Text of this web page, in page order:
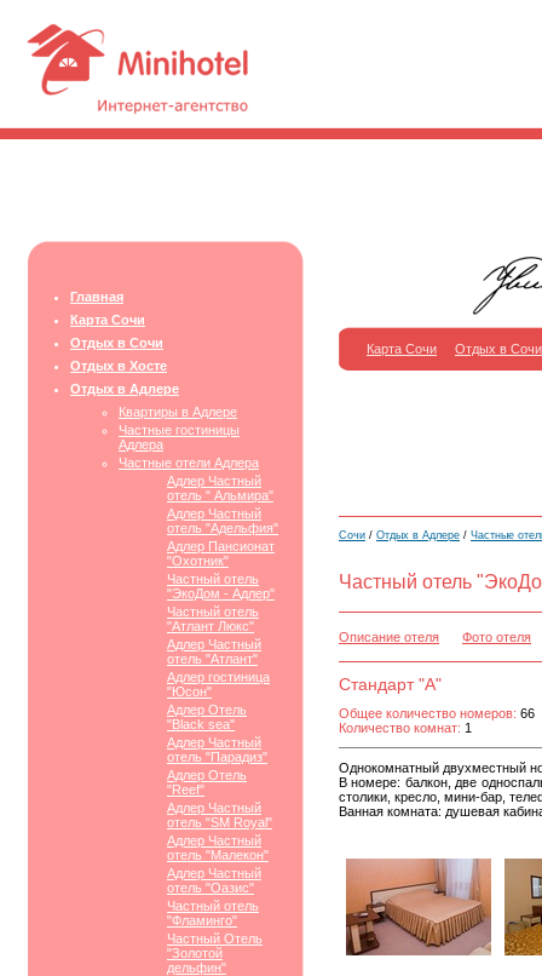
Главная
Карта Сочи
Отдых в Сочи
Отдых в Хосте
Отдых в Адлере
Квартиры в Адлере
Частные гостиницы
Адлера
Частные отели Адлера
Адлер Частный
отель " Альмира"
Адлер Частный
отель "Адельфия"
Адлер Пансионат
"Охотник"
Частный отель
"ЭкоДом - Адлер"
Частный отель
"Атлант Люкс"
Адлер Частный
отель "Атлант"
Адлер гостиница
"Юсон"
Адлер Отель
"Black sea"
Адлер Частный
отель "Парадиз"
Адлер Отель
"Reef"
Адлер Частный
отель "SM Royal"
Адлер Частный
отель "Малекон"
Адлер Частный
отель "Оазис"
Частный отель
"Фламинго"
Частный Отель
"Золотой
дельфин"
Карта Сочи Отдых в Сочи
Сочи / Отдых в Адлере / Частные
Частный отель
Описание отеля Фото отеля
Стандарт "А"
Общее количество номеров: 66
Количество комнат: 1
Однокомнатный двухместный
В номере: балкон, две
столики, кресло, мини-бар,
Ванная комната: душевая